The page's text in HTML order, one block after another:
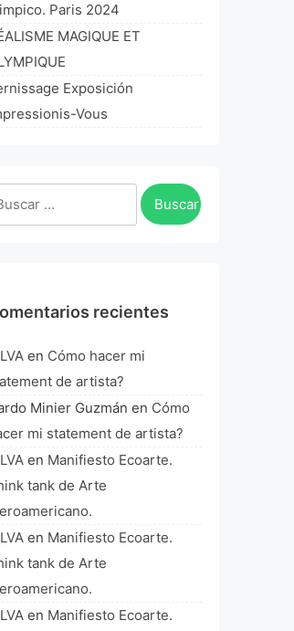
Paris 2024
MAGIQUE ET
Exposición
Vous
recientes
en Cómo hacer mi
de artista?
Minier Guzmán en Cómo
mi statement de artista?
en Manifiesto Ecoarte.
tank de Arte
en Manifiesto Ecoarte.
tank de Arte
en Manifiesto Ecoarte.